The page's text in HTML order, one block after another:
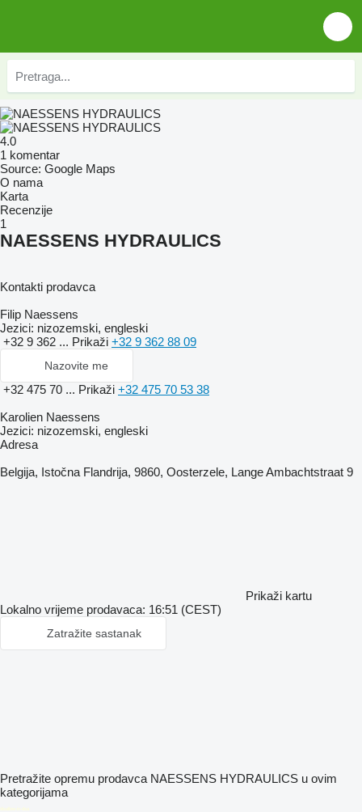
4.0
1 komentar
Source: Google Maps
O nama
Karta
Recenzije
1
NAESSENS HYDRAULICS
Kontakti prodavca
Filip Naessens
Jezici: nizozemski, engleski
+32 9 362 ... Prikaži +32 9 362 88 09
Nazovite me
+32 475 70 ... Prikaži +32 475 70 53 38
Karolien Naessens
Jezici: nizozemski, engleski
Adresa
Belgija, Istočna Flandrija, 9860, Oosterzele, Lange Ambachtstraat 9
Prikaži kartu
Lokalno vrijeme prodavaca: 16:51 (CEST)
Zatražite sastanak
Pretražite opremu prodavca NAESSENS HYDRAULICS u ovim
kategorijama
disallow-in-dsa